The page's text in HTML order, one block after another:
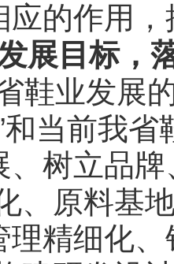
应的作用
展目标，
鞋业发展
和当前我省
、树立品
、原料基
理精细化